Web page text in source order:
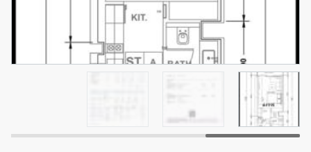
المعروض
مفروش/ة جزئيا
حالة
اسم الوسيط
MOHAMMED ARSHAD SAIYED
رقم الوسيط
5 أشهر +